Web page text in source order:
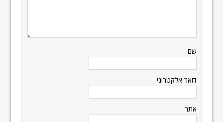
שם
דואר אלקטרוני
אתר